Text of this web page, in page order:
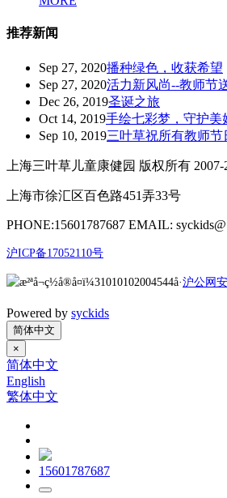
推荐新闻
Sep 27, 2020播种绿色，收获希望
Sep 27, 2020活力新风尚--教师节
Dec 26, 2019圣诞之旅
Oct 14, 2019手绘七彩梦，守护美
Sep 10, 2019三叶草祝所有教师节
上海三叶草儿童康健园 版权所有 2007-
上海市徐汇区百色路451弄33号
PHONE:15601787687 EMAIL:
沪ICP备17052110号
沪公网
Powered by syckids
简体中文
×
简体中文
English
繁体中文
15601787687